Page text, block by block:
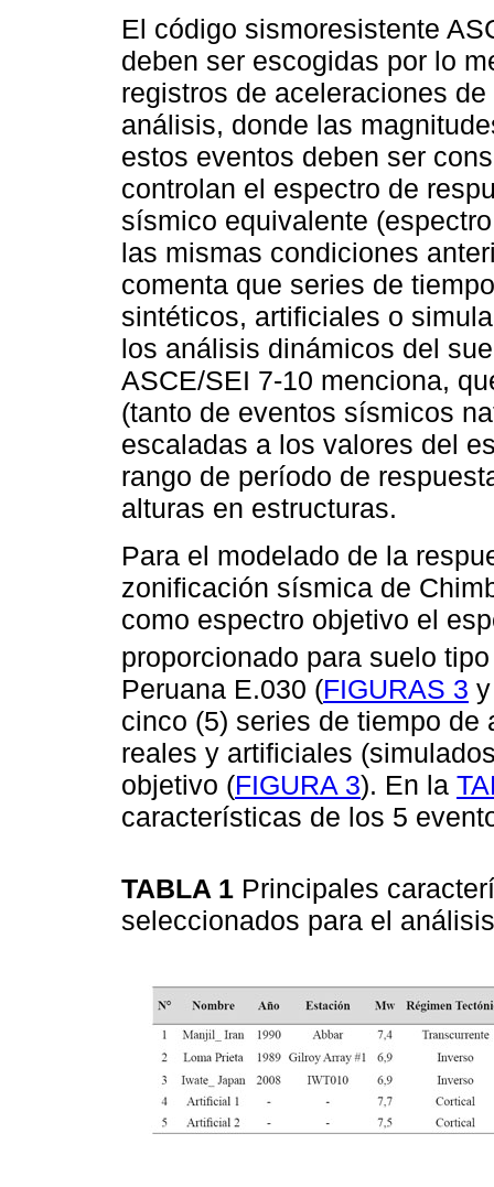
El código sismoresistente
deben ser escogidas por lo
registros de aceleraciones
análisis, donde las
estos eventos deben ser
controlan el espectro de
sísmico equivalente
las mismas condiciones
comenta que series de
sintéticos, artificiales o
los análisis dinámicos del
ASCE/SEI 7-10 menciona,
(tanto de eventos sísmicos
escaladas a los valores del
rango de período de
alturas en estructuras.
Para el modelado de la
zonificación sísmica de
como espectro objetivo el
proporcionado para suelo
Peruana E.030 (FIGURAS 3
cinco (5) series de tiempo
reales y artificiales
objetivo (FIGURA 3). En la
características de los 5
TABLA 1 Principales
seleccionados para el